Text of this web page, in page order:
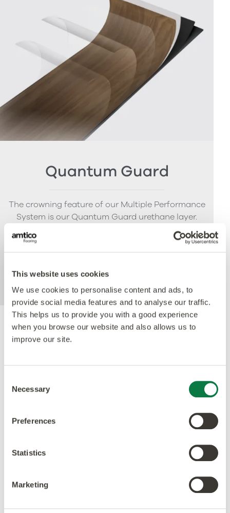
This website uses cookies
We use cookies to personalise content and ads, to
provide social media features and to analyse our traffic.
This helps us to provide you with a good experience
when you browse our website and also allows us to
improve our site.
Selection
Necessary
Preferences
Statistics
Marketing
Quantum Guard
The crowning feature of our Multiple Performance
System is our Quantum Guard urethane layer.
Amtico’s Quantum Guard is the most durable
urethane on the market. The low-gloss finish also
enhances the realism of our natural-looking
eliminating the need for polish.
Gütesiegel